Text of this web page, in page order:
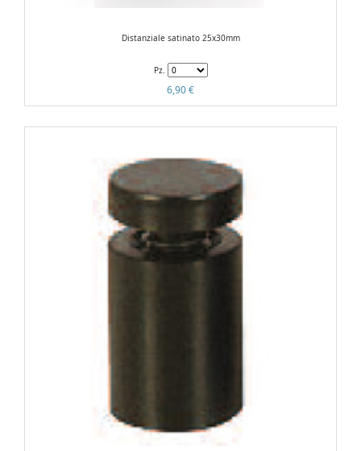
Distanziale satinato 25x30mm
Pz.
6,90 €